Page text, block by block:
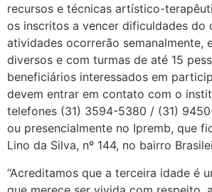
recursos e técnicas artístico-
os inscritos a vencer dificuldades do
atividades ocorrerão semanalmente,
diversos e com turmas de até 15
beneficiários interessados em
devem entrar em contato com o
telefones (31) 3594-5380 / (31)
ou presencialmente no Ipremb, que
Lino da Silva, nº 144, no bairro
“Acreditamos que a terceira idade é